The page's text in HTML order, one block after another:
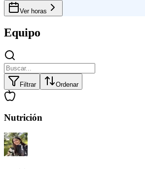
Ver horas
Equipo
Filtrar Ordenar
Nutrición